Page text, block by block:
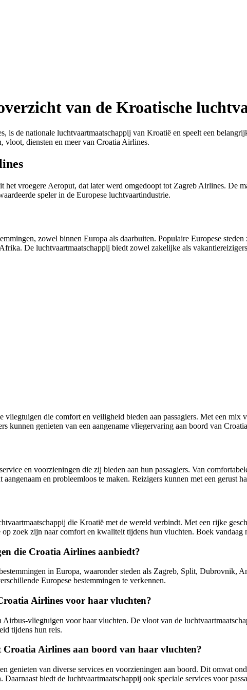
van de Kroatische
is de nationale luchtvaartmaatschappij van Kroatië en speelt een
vloot, diensten en meer van Croatia Airlines.
vroegere Aeroput, dat later werd omgedoopt tot Zagreb Airlines. De
speler in de Europese luchtvaartindustrie.
zowel binnen Europa als daarbuiten. Populaire Europese
De luchtvaartmaatschappij biedt zowel zakelijke als
die comfort en veiligheid bieden aan passagiers. Met een
kunnen genieten van een aangename vliegervaring aan boord van
en voorzieningen die zij bieden aan hun passagiers. Van
en probleemloos te maken. Reizigers kunnen met een gerust
die Kroatië met de wereld verbindt. Met een rijke
zoek zijn naar comfort en kwaliteit tijdens hun vluchten. Boek
die Croatia Airlines aanbiedt?
in Europa, waaronder steden als Zagreb, Split, Dubrovnik,
Europese bestemmingen te verkennen.
Airlines voor haar vluchten?
vliegtuigen voor haar vluchten. De vloot van de
tijdens hun reis.
Croatia Airlines aan boord van haar vluchten?
genieten van diverse services en voorzieningen aan boord. Dit omvat
biedt de luchtvaartmaatschappij ook speciale services voor